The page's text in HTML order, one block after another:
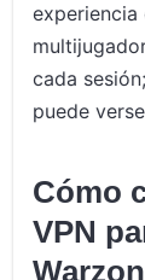
experiencia
cada
puede
Cómo
VPN